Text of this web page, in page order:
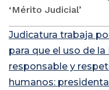
‘Mérito Judicial’
Judicatura trabaja
para que el uso de la
responsable y
humanos: